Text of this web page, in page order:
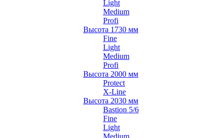
Light
Medium
Profi
Высота 1730 мм
Fine
Light
Medium
Profi
Высота 2000 мм
Protect
X-Line
Высота 2030 мм
Bastion 5/6
Fine
Light
Medium